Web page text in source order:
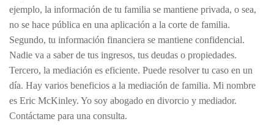
ejemplo, la información de tu familia se mantiene privada, o sea,
no se hace pública en una aplicación a la corte de familia.
Segundo, tu información financiera se mantiene confidencial.
Nadie va a saber de tus ingresos, tus deudas o propiedades.
Tercero, la mediación es eficiente. Puede resolver tu caso en un
día. Hay varios beneficios a la mediación de familia. Mi nombre
es Eric McKinley. Yo soy abogado en divorcio y mediador.
Contáctame para una consulta.